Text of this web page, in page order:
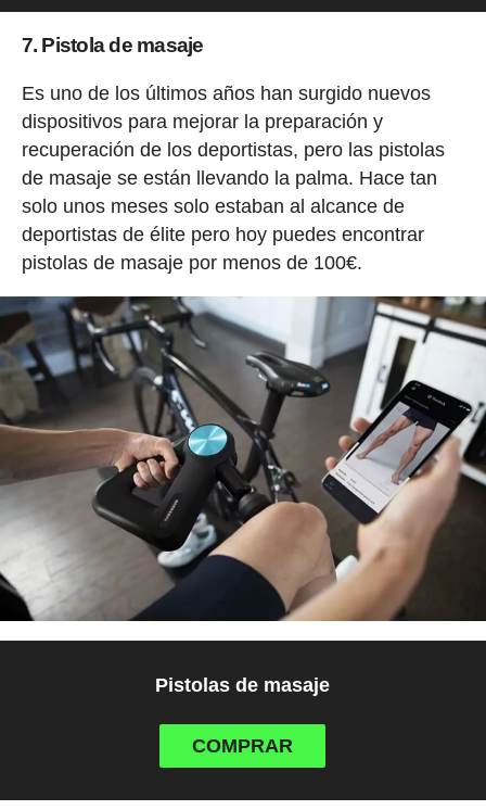
7. Pistola de masaje
Es uno de los últimos años han surgido nuevos
dispositivos para mejorar la preparación y
recuperación de los deportistas, pero las pistolas
de masaje se están llevando la palma. Hace tan
solo unos meses solo estaban al alcance de
deportistas de élite pero hoy puedes encontrar
pistolas de masaje por menos de 100€.
Pistolas de masaje
COMPRAR